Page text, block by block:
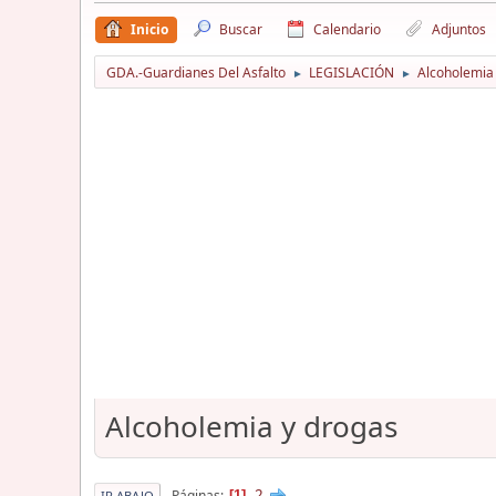
Inicio Buscar Calendario Adjuntos
GDA.-Guardianes Del Asfalto ► LEGISLACIÓN ►
Alcoholemia y drogas